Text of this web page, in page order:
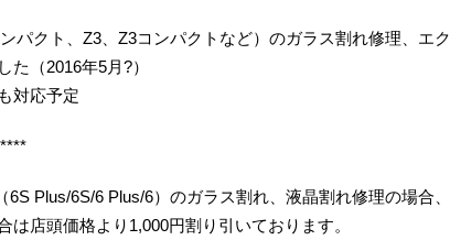
パクト、Z3、Z3コンパクトなど）のガラス割れ修理、エク
た（2016年5月?）
対応予定
Plus/6S/6 Plus/6）のガラス割れ、液晶割れ修理の場合、
店頭価格より1,000円割り引いております。